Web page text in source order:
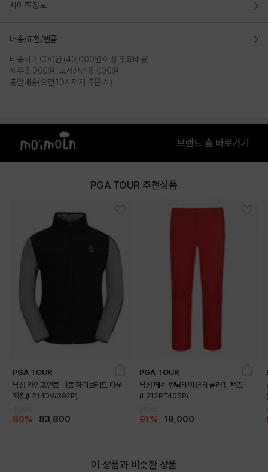
사이즈 정보
배송/교환/반품
배송비 3,000원 (40,000원 이상 무료배송)
제주 5,000원, 도서산간 8,000원
총알배송(오전 10시까지 주문 시)
PGA TOUR 추천상품
PGA TOUR
남성 라인포인트 니트 하이브리드 다운
재킷(L214DW392P)
80% 83,800
PGA TOUR
남성 메쉬 벤틸레이션 레귤러핏 팬츠
(L212PT405P)
91% 19,000
이 상품과 비슷한 상품